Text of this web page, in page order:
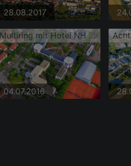
28.08.2017
Multiring mit Hotel NH Weinheim, Diakonisches Werk
04.07.2016